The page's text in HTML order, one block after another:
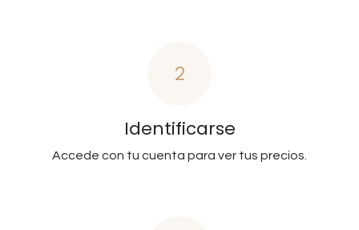
2
Identificarse
Accede con tu cuenta para ver tus precios.